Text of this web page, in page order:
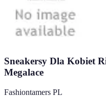
Sneakersy Dla Kobiet
Megalace
Fashiontamers PL